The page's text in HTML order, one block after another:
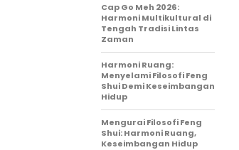
Cap Go Meh 2026:
Harmoni Multikultural di
Tengah Tradisi Lintas
Zaman
Harmoni Ruang:
Menyelami Filosofi Feng
Shui Demi Keseimbangan
Hidup
Mengurai Filosofi Feng
Shui: Harmoni Ruang,
Keseimbangan Hidup